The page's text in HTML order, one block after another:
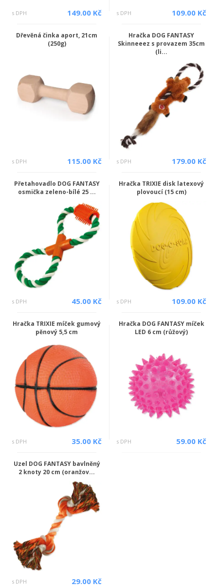
s DPH 149.00 Kč s DPH 109.00 Kč
Dřevěná činka aport, 21cm
(250g)
s DPH 115.00 Kč
Hračka DOG FANTASY
Skinneeez s provazem 35cm
(li...
s DPH 179.00 Kč
Přetahovadlo DOG FANTASY
osmička zeleno-bílé 25 ...
s DPH 45.00 Kč
Hračka TRIXIE disk latexový
plovoucí (15 cm)
s DPH 109.00 Kč
Hračka TRIXIE míček gumový
pěnový 5,5 cm
s DPH 35.00 Kč
Hračka DOG FANTASY míček
LED 6 cm (růžový)
s DPH 59.00 Kč
Uzel DOG FANTASY bavlněný
2 knoty 20 cm (oranžov...
s DPH 29.00 Kč